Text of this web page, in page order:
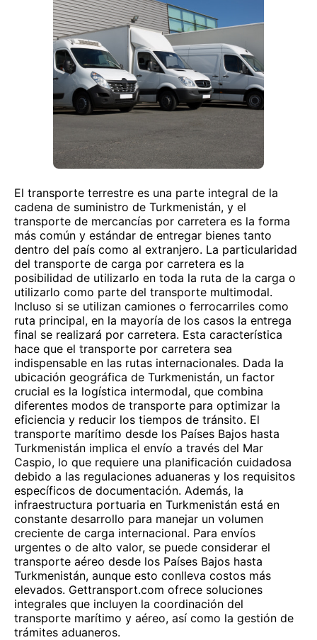
El transporte terrestre es una parte integral de la
cadena de suministro de Turkmenistán, y el
transporte de mercancías por carretera es la forma
más común y estándar de entregar bienes tanto
dentro del país como al extranjero. La particularidad
del transporte de carga por carretera es la
posibilidad de utilizarlo en toda la ruta de la carga o
utilizarlo como parte del transporte multimodal.
Incluso si se utilizan camiones o ferrocarriles como
ruta principal, en la mayoría de los casos la entrega
final se realizará por carretera. Esta característica
hace que el transporte por carretera sea
indispensable en las rutas internacionales. Dada la
ubicación geográfica de Turkmenistán, un factor
crucial es la logística intermodal, que combina
diferentes modos de transporte para optimizar la
eficiencia y reducir los tiempos de tránsito. El
transporte marítimo desde los Países Bajos hasta
Turkmenistán implica el envío a través del Mar
Caspio, lo que requiere una planificación cuidadosa
debido a las regulaciones aduaneras y los requisitos
específicos de documentación. Además, la
infraestructura portuaria en Turkmenistán está en
constante desarrollo para manejar un volumen
creciente de carga internacional. Para envíos
urgentes o de alto valor, se puede considerar el
transporte aéreo desde los Países Bajos hasta
Turkmenistán, aunque esto conlleva costos más
elevados. Gettransport.com ofrece soluciones
integrales que incluyen la coordinación del
transporte marítimo y aéreo, así como la gestión de
trámites aduaneros.